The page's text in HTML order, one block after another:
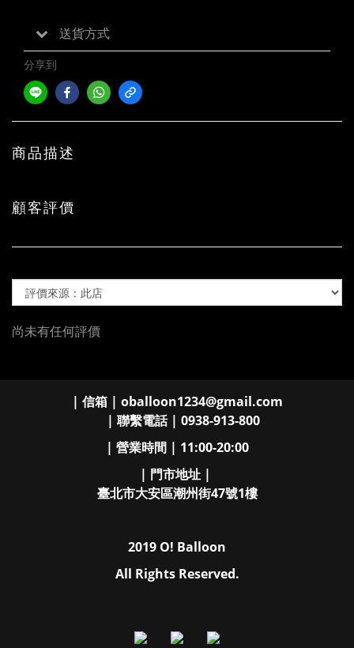
送貨方式
分享到
商品描述
顧客評價
尚未有任何評價
| 信箱 | oballoon1234@gmail.com
| 聯繫電話 | 0938-913-800
| 營業時間 | 11:00-20:00
| 門市地址 |
臺北市大安區潮州街47號1樓
2019 O! Balloon
All Rights Reserved.